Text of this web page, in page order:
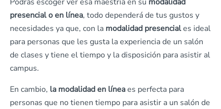
presencial o en línea, todo dependerá de tus gustos y
necesidades ya que, con la modalidad presenciales ideal
para personas que les gusta la experiencia de un salón
de clases y tiene el tiempo y la disposición para asistir al
campus.
En cambio, la modalidad en líneaes perfecta para
personas que no tienen tiempo para asistir a un salón de